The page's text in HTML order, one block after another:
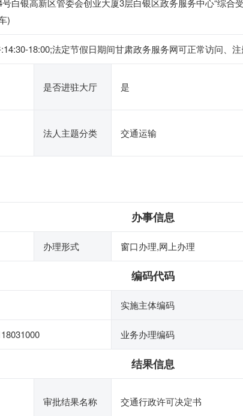
白银高新区管委会创业大厦3层白银区政务服务中心“综合
)
18:00;法定节假日期间甘肃政务服务网可正常访问、
是否进驻大厅 是
法人主题分类 交通运输
办事信息
办理形式 窗口办理,网上办理
编码代码
实施主体编码
业务办理编码
结果信息
审批结果名称 交通行政许可决定书